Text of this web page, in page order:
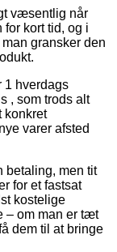
væsentlig når
for kort tid, og i
gransker den
1 hverdags
, som trods alt
konkret
varer afsted
betaling, men tit
for et fastsat
kostelige
– om man er tæt
dem til at bringe